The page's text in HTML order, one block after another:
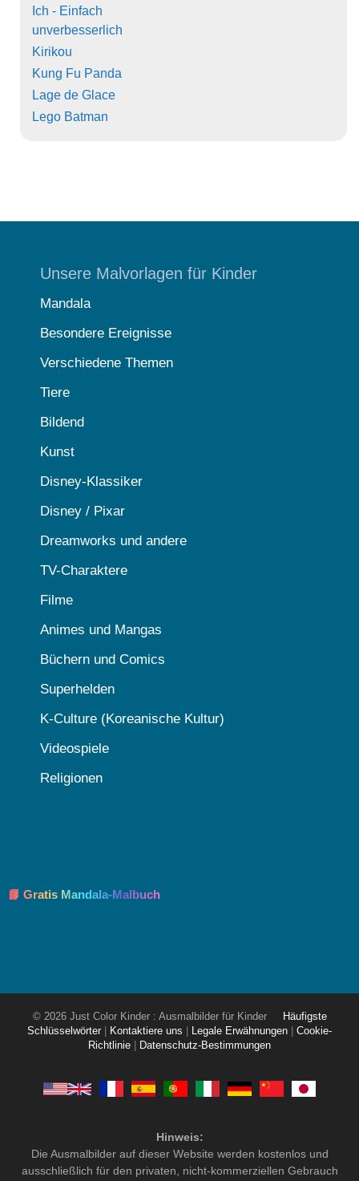
Ich - Einfach
unverbesserlich
Kirikou
Kung Fu Panda
Lage de Glace
Lego Batman
Unsere Malvorlagen für Kinder
Mandala
Besondere Ereignisse
Verschiedene Themen
Tiere
Bildend
Kunst
Disney-Klassiker
Disney / Pixar
Dreamworks und andere
TV-Charaktere
Filme
Animes und Mangas
Büchern und Comics
Superhelden
K-Culture (Koreanische Kultur)
Videospiele
Religionen
📘 Gratis Mandala-Malbuch
© 2026 Just Color Kinder : Ausmalbilder für Kinder
Häufigste
Schlüsselwörter
Kontaktiere uns Legale Erwähnungen
Cookie-
Richtlinie
Datenschutz-Bestimmungen
Hinweis:
Die Ausmalbilder auf dieser Website werden kostenlos und
ausschließlich für den privaten, nicht-kommerziellen Gebrauch